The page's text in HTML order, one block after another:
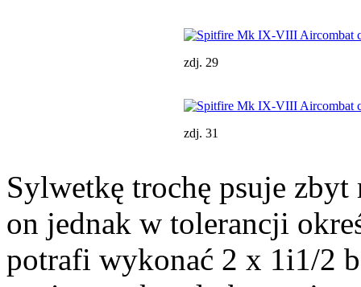
zdj. 29
zdj. 31
Sylwetkę trochę psuje zbyt
on jednak w tolerancji
potrafi wykonać 2 x 1i1/2